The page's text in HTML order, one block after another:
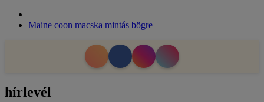
Maine coon macska mintás bögre
hírlevél